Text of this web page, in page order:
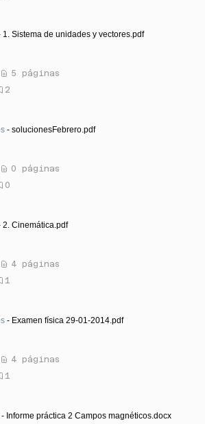
1. Sistema de unidades y vectores.pdf
5 páginas
2
- solucionesFebrero.pdf
0 páginas
0
2. Cinemática.pdf
4 páginas
1
- Examen física 29-01-2014.pdf
4 páginas
1
- Informe práctica 2 Campos magnéticos.docx